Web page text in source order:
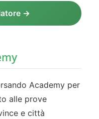
→
Academy per
alle prove
e città